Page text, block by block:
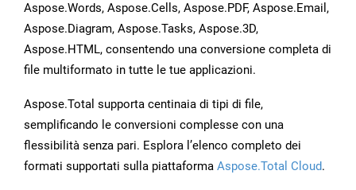
Aspose.Words, Aspose.Cells, Aspose.PDF, Aspose.Email,
Aspose.Diagram, Aspose.Tasks, Aspose.3D,
Aspose.HTML, consentendo una conversione completa di
file multiformato in tutte le tue applicazioni.
Aspose.Total supporta centinaia di tipi di file,
semplificando le conversioni complesse con una
flessibilità senza pari. Esplora l’elenco completo dei
formati supportati sulla piattaforma Aspose.Total Cloud.